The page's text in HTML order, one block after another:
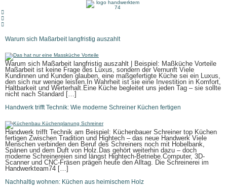
Warum sich Maßarbeit langfristig auszahlt
Warum sich Maßarbeit langfristig auszahlt | Beispiel: Maßküche Vorteile
Maßarbeit ist keine Frage des Luxus, sondern der Vernunft Viele
Kundinnen und Kunden glauben, eine maßgefertigte Küche sei ein Luxus,
den sich nur wenige leisten.In Wahrheit ist sie eine Investition in Komfort,
Haltbarkeit und Werterhalt.Eine Küche begleitet uns jeden Tag – sie sollte
nicht nach Standard […]
Handwerk trifft Technik: Wie moderne Schreiner Küchen fertigen
Handwerk trifft Technik am Beispiel: Küchenbauer Schreiner top Küchen
fertigen Zwischen Tradition und Hightech – das neue Handwerk Viele
Menschen verbinden den Beruf des Schreiners noch mit Hobelbank,
Spänen und dem Duft von Holz.Das gehört weiterhin dazu – doch
moderne Schreinereien sind längst Hightech-Betriebe.Computer, 3D-
Scanner und CNC-Fräsen prägen heute den Alltag. Die Schreinerei im
Handwerkteam74 […]
Nachhaltig wohnen: Küchen aus heimischem Holz